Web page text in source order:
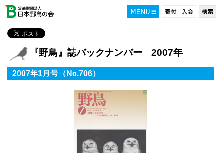
『野鳥』誌バックナンバー 2007年
2007年1月号（No.706）